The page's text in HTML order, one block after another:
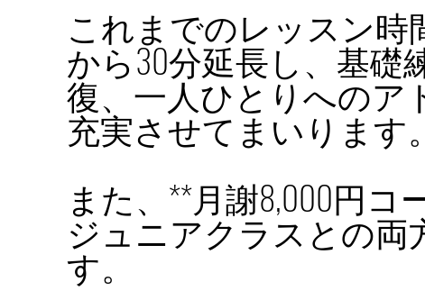
これまでのレッスン時
から30分延長し、基礎
復、一人ひとりへのア
充実させてまいります。
また、**月謝8,000円コ
ジュニアクラスとの両
す。